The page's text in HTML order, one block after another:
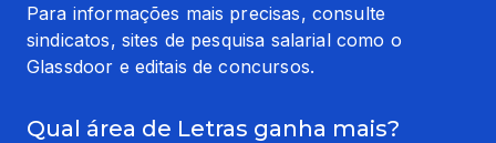
Para informações mais precisas, consulte
sindicatos, sites de pesquisa salarial como o
Glassdoor e editais de concursos.
Qual área de Letras ganha mais?